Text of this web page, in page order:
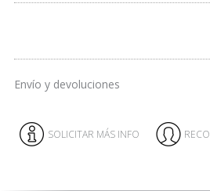
Envío y devoluciones
SOLICITAR MÁS INFO